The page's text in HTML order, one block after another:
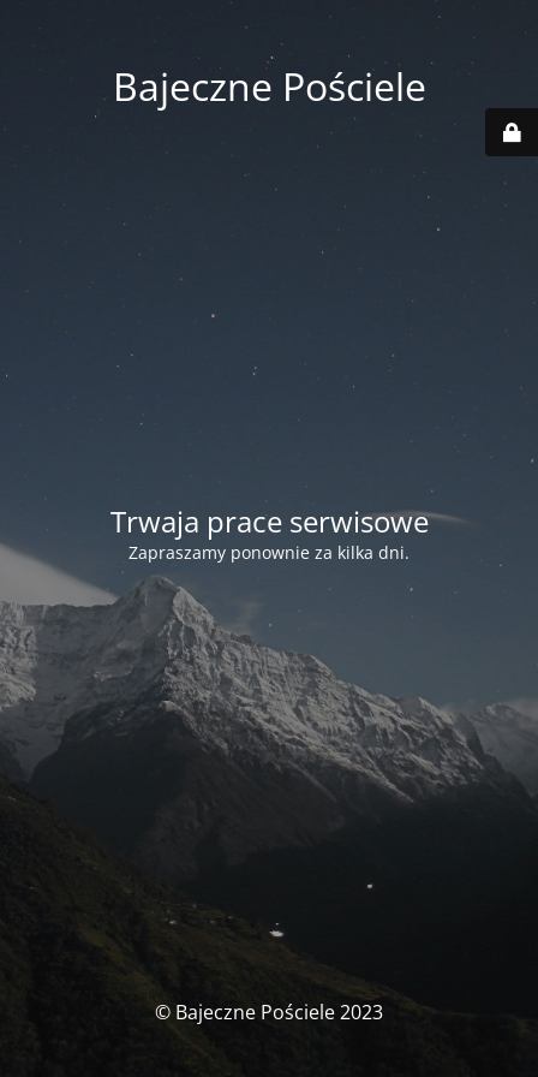
Bajeczne Pościele
Trwaja prace serwisowe
Zapraszamy ponownie za kilka dni.
© Bajeczne Pościele 2023